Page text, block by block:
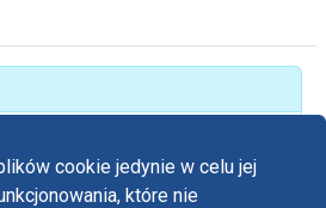
cookie jedynie w celu jej
które nie
i miłością.